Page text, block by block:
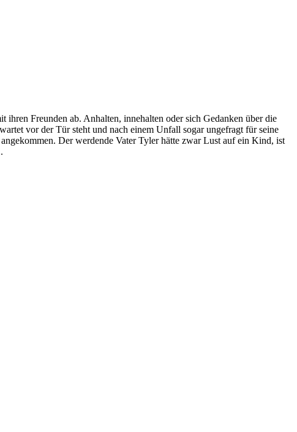
ihren Freunden ab. Anhalten, innehalten oder sich Gedanken über die
vor der Tür steht und nach einem Unfall sogar ungefragt für seine
Der werdende Vater Tyler hätte zwar Lust auf ein Kind, ist